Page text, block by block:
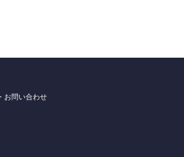
お問い合わせ